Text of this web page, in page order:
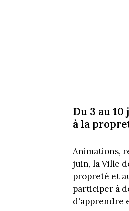
Du 3 au
à la
Animations,
juin, la Ville
propreté et
participer à
d'apprendre